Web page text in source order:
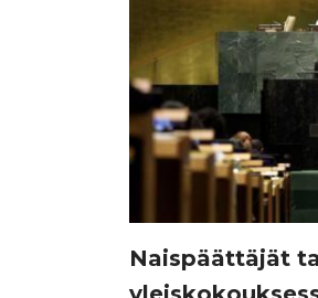
Naispäättäjät